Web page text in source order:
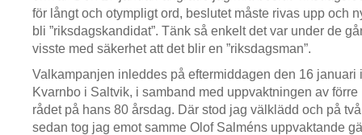
för långt och otympligt ord, beslutet måste rivas upp och
bli ”riksdagskandidat”. Tänk så enkelt det var under de
visste med säkerhet att det blir en ”riksdagsman”.
Valkampanjen inleddes på eftermiddagen den 16 januari
Kvarnbo i Saltvik, i samband med uppvaktningen av
rådet på hans 80 årsdag. Där stod jag välklädd och på
sedan tog jag emot samme Olof Salméns uppvaktande